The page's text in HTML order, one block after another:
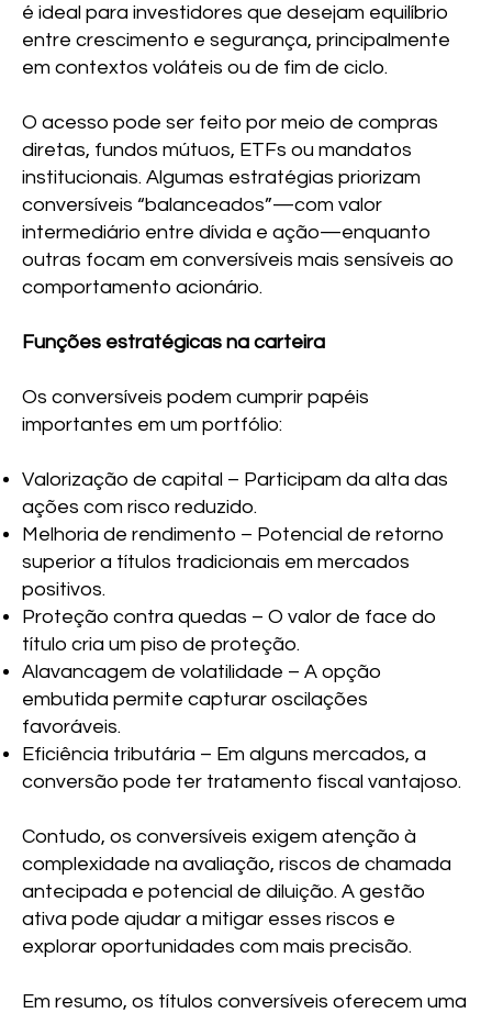
é ideal para investidores que desejam equilíbrio
entre crescimento e segurança, principalmente
em contextos voláteis ou de fim de ciclo.
O acesso pode ser feito por meio de compras
diretas, fundos mútuos, ETFs ou mandatos
institucionais. Algumas estratégias priorizam
conversíveis “balanceados”—com valor
intermediário entre dívida e ação—enquanto
outras focam em conversíveis mais sensíveis ao
comportamento acionário.
Funções estratégicas na carteira
Os conversíveis podem cumprir papéis
importantes em um portfólio:
Valorização de capital – Participam da alta das
ações com risco reduzido.
Melhoria de rendimento – Potencial de retorno
superior a títulos tradicionais em mercados
positivos.
Proteção contra quedas – O valor de face do
título cria um piso de proteção.
Alavancagem de volatilidade – A opção
embutida permite capturar oscilações
favoráveis.
Eficiência tributária – Em alguns mercados, a
conversão pode ter tratamento fiscal vantajoso.
Contudo, os conversíveis exigem atenção à
complexidade na avaliação, riscos de chamada
antecipada e potencial de diluição. A gestão
ativa pode ajudar a mitigar esses riscos e
explorar oportunidades com mais precisão.
Em resumo, os títulos conversíveis oferecem uma